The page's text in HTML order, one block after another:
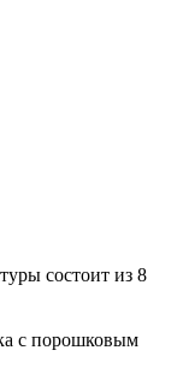
состоит из 8
с порошковым